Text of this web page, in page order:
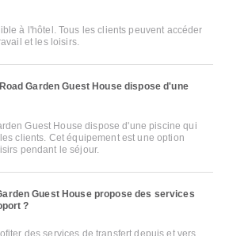
à l'hôtel. Tous les clients peuvent accéder
et les loisirs.
Garden Guest House dispose d'une
Guest House dispose d'une piscine qui
clients. Cet équipement est une option
pendant le séjour.
Guest House propose des services
?